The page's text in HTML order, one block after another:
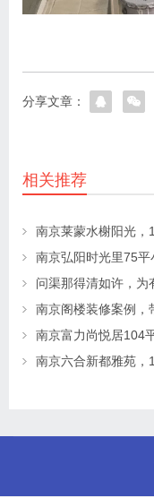
分享文章：
相关推荐
南京莱蒙水榭阳光，
南京弘阳时光里75
问渠那得清如许，
南京阁楼装修案例，